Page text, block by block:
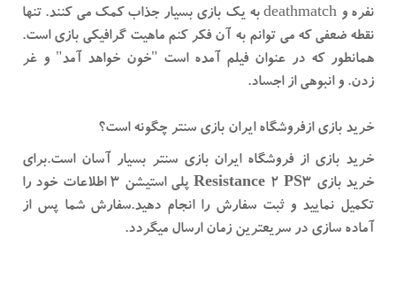
نفره و deathmatch به یک بازی بسیار جذاب کمک می کنند. تنها
نقطه ضعفی که می توانم به آن فکر کنم ماهیت گرافیکی بازی است.
همانطور که در عنوان فیلم آمده است "خون خواهد آمد" و غر
زدن. و انبوهی از اجساد.
خرید بازی ازفروشگاه ایران بازی سنتر چگونه است؟
خرید بازی از فروشگاه ایران بازی سنتر بسیار آسان است.برای
خرید بازی Resistance 2 PS3 پلی استیشن 3
اطلاعات خود را
تکمیل نمایید و ثبت سفارش را انجام دهید.سفارش شما پس از
آماده سازی در سریعترین زمان ارسال میگردد.